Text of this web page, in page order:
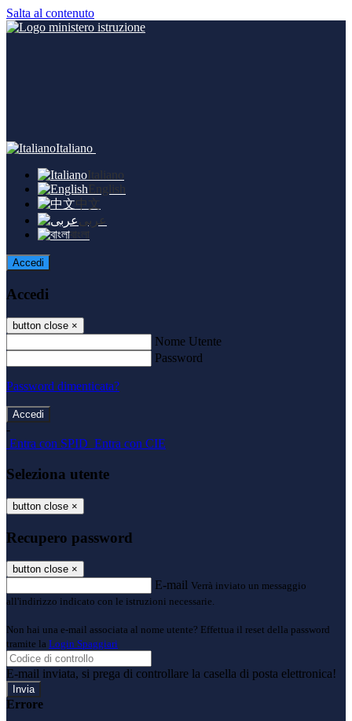
Salta al contenuto
Italiano
Italiano
English
中文
عربى
বাংলা
Accedi
Accedi
button close ×
Nome Utente
Password
Password dimenticata?
-
Entra con SPID Entra con CIE
Seleziona utente
button close ×
Recupero password
button close ×
E-mail Verrà inviato un messaggio
all'indirizzo indicato con le istruzioni necessarie.
Non hai una e-mail associata al nome utente? Effettua il reset della password
tramite la Login Spaggiari
E-mail inviata, si prega di controllare la casella di posta elettronica!
Errore